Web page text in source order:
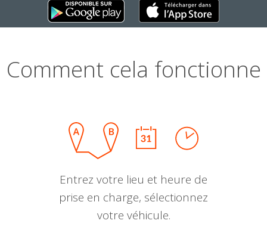
Comment cela fonctionne
Entrez votre lieu et heure de
prise en charge, sélectionnez
votre véhicule.